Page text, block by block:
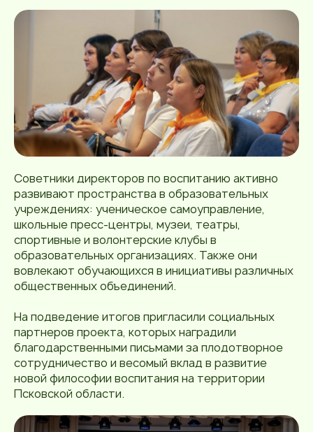
Советники директоров по воспитанию активно
развивают пространства в образовательных
учреждениях: ученическое самоуправление,
школьные пресс-центры, музеи, театры,
спортивные и волонтерские клубы в
образовательных организациях. Также они
вовлекают обучающихся в инициативы различных
общественных объединений.
На подведение итогов пригласили социальных
партнеров проекта, которых наградили
благодарственными письмами за плодотворное
сотрудничество и весомый вклад в развитие
новой философии воспитания на территории
Псковской области.